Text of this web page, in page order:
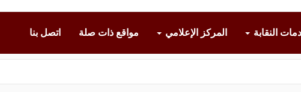
النقابة المركز الإعلامي مواقع ذات صلة اتصل بنا